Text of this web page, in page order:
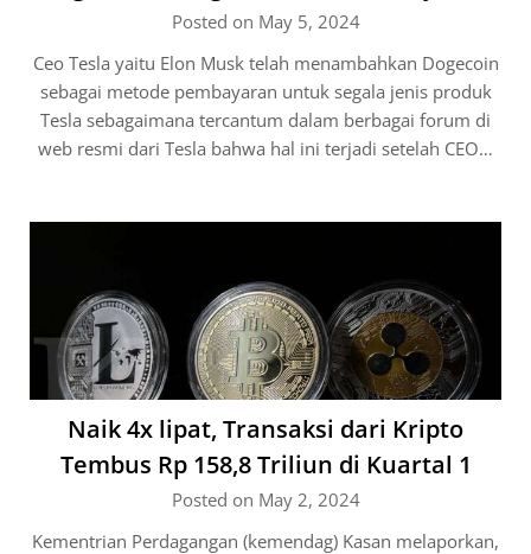
Posted on May 5, 2024
Ceo Tesla yaitu Elon Musk telah menambahkan Dogecoin
sebagai metode pembayaran untuk segala jenis produk
Tesla sebagaimana tercantum dalam berbagai forum di
web resmi dari Tesla bahwa hal ini terjadi setelah CEO…
Naik 4x lipat, Transaksi dari Kripto
Tembus Rp 158,8 Triliun di Kuartal 1
Posted on May 2, 2024
Kementrian Perdagangan (kemendag) Kasan melaporkan,